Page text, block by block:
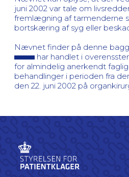
juni 2002 var tale om
fremlægning af tarmenderne
bortskæring af syg eller
Nævnet finder på denne
har handlet i
for almindelig anerkendt
behandlinger i perioden fra
den 22. juni 2002 på